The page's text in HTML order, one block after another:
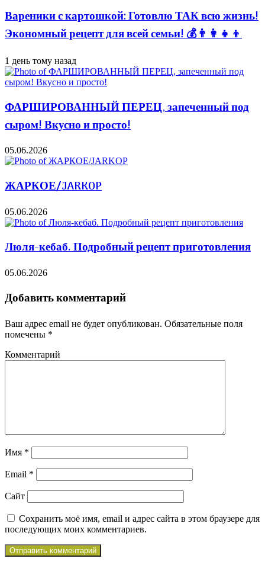
Вареники с картошкой: Готовлю ТАК всю жизнь!
Экономный рецепт для всей семьи! 💰👨👩👧👦
1 день тому назад
ФАРШИРОВАННЫЙ ПЕРЕЦ, запеченный под
сыром! Вкусно и просто!
05.06.2026
ЖАРКОЕ/JARKOP
05.06.2026
Люля-кебаб. Подробный рецепт приготовления
05.06.2026
Добавить комментарий
Ваш адрес email не будет опубликован. Обязательные поля
помечены *
Комментарий
Имя *
Email *
Сайт
Сохранить моё имя, email и адрес сайта в этом браузере для
последующих моих комментариев.